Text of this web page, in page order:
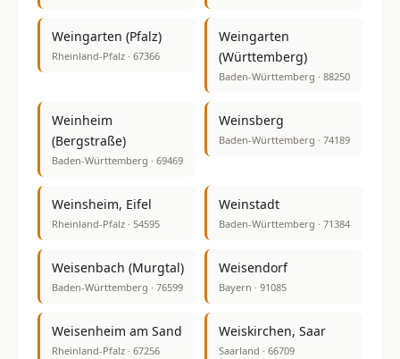
Weingarten (Pfalz)
Rheinland-Pfalz · 67366
Weingarten
(Württemberg)
Baden-Württemberg · 88250
Weinheim
(Bergstraße)
Baden-Württemberg · 69469
Weinsberg
Baden-Württemberg · 74189
Weinsheim, Eifel
Rheinland-Pfalz · 54595
Weinstadt
Baden-Württemberg · 71384
Weisenbach (Murgtal)
Baden-Württemberg · 76599
Weisendorf
Bayern · 91085
Weisenheim am Sand
Rheinland-Pfalz · 67256
Weiskirchen, Saar
Saarland · 66709